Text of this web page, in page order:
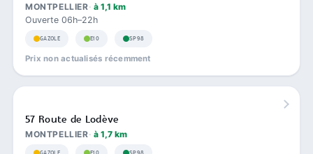
MONTPELLIER à 1,1 km
Ouverte 06h–22h
GAZOLE E10 SP98
Prix non actualisés récemment
57 Route de Lodève
MONTPELLIER à 1,7 km